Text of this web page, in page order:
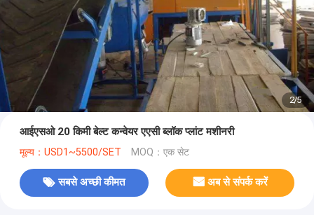
2/5
आईएसओ 20 किमी बेल्ट कन्वेयर एएसी ब्लॉक प्लांट मशीनरी
मूल्य：USD1~5500/SET MOQ：एक सेट
सबसे अच्छी कीमत अब से संपर्क करें